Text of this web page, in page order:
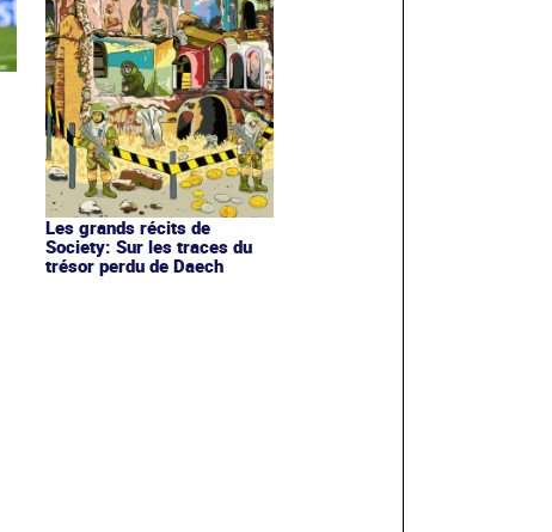
Les grands récits de
Society: Sur les traces du
trésor perdu de Daech